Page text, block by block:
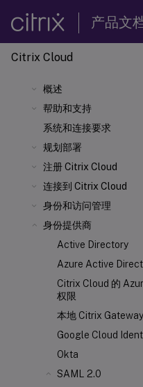
产品文
Citrix Cloud
概述
帮助和支持
系统和连接要求
规划部署
注册 Citrix Cloud
连接到 Citrix Cloud
身份和访问管理
身份提供商
Active Directory
Azure Active
Citrix Cloud 的
权限
本地 Citrix Gateway
Google Cloud
Okta
SAML 2.0